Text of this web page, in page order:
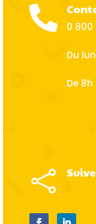
 0 800
Du
De 8h
